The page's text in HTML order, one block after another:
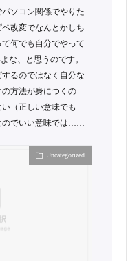
ソコン関係でやりた
改変でなんとかしち
何でも自分でやって
な、と思うのです。
るのではなく自分な
方法が身につくの
（正しい意味でも
のでいい意味では……
Uncategorized